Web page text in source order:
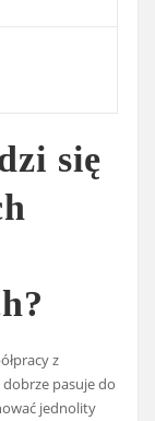
się
z
pasuje do
jednolity